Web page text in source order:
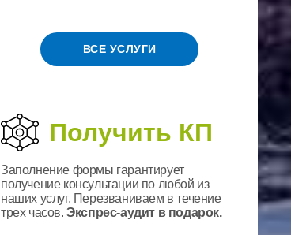
ВСЕ УСЛУГИ
Получить КП
Заполнение формы гарантирует
получение консультации по любой из
наших услуг. Перезваниваем в течение
трех часов.Экспрес-аудит в подарок.